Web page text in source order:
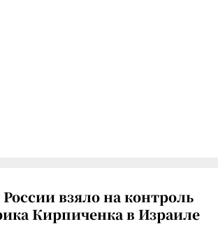
взяло на контроль
Кирпиченка в Израиле